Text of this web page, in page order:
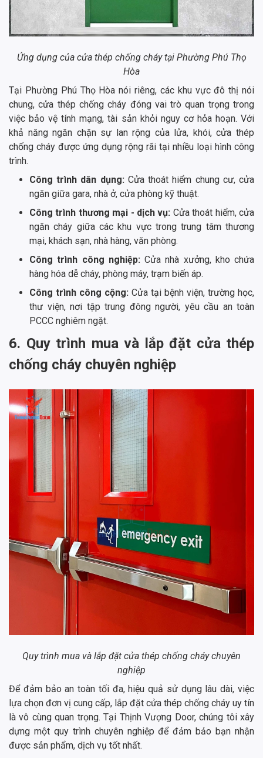
Ứng dụng của cửa thép chống cháy tại Phường Phú Thọ
Hòa
Tại Phường Phú Thọ Hòa nói riêng, các khu vực đô thị nói
chung, cửa thép chống cháy đóng vai trò quan trọng trong
việc bảo vệ tính mạng, tài sản khỏi nguy cơ hỏa hoạn. Với
khả năng ngăn chặn sự lan rộng của lửa, khói, cửa thép
chống cháy được ứng dụng rộng rãi tại nhiều loại hình công
trình.
Công trình dân dụng: Cửa thoát hiểm chung cư, cửa
ngăn giữa gara, nhà ở, cửa phòng kỹ thuật.
Công trình thương mại - dịch vụ: Cửa thoát hiểm, cửa
ngăn cháy giữa các khu vực trong trung tâm thương
mại, khách sạn, nhà hàng, văn phòng.
Công trình công nghiệp: Cửa nhà xưởng, kho chứa
hàng hóa dễ cháy, phòng máy, trạm biến áp.
Công trình công cộng: Cửa tại bệnh viện, trường học,
thư viện, nơi tập trung đông người, yêu cầu an toàn
PCCC nghiêm ngặt.
6. Quy trình mua và lắp đặt cửa thép
chống cháy chuyên nghiệp
Quy trình mua và lắp đặt cửa thép chống cháy chuyên
nghiệp
Để đảm bảo an toàn tối đa, hiệu quả sử dụng lâu dài, việc
lựa chọn đơn vị cung cấp, lắp đặt cửa thép chống cháy uy tín
là vô cùng quan trọng. Tại Thịnh Vượng Door, chúng tôi xây
dựng một quy trình chuyên nghiệp để đảm bảo bạn nhận
được sản phẩm, dịch vụ tốt nhất.